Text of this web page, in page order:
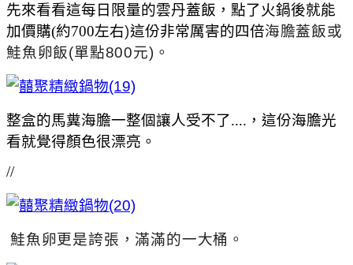
先來看看這每日限量的雲丹蓋飯，點了火鍋後就能
加價購(約700左右)這份非常厲害的四倍海膽蓋飯或
鮭魚卵飯(單點800元)。
整盒的馬糞海膽一整個讓人受不了....，這份海膽光
看就覺得顏色很漂亮。
//
鮭魚卵更是誇張，滿滿的一大桶。